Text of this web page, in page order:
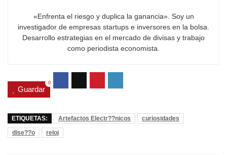
«Enfrenta el riesgo y duplica la ganancia». Soy un
investigador de empresas startups e inversores en la bolsa.
Desarrollo estrategias en el mercado de divisas y trabajo
como periodista economista.
Guardar
0
ETIQUETAS: Artefactos Electr??nicos
curiosidades
dise??o
reloj